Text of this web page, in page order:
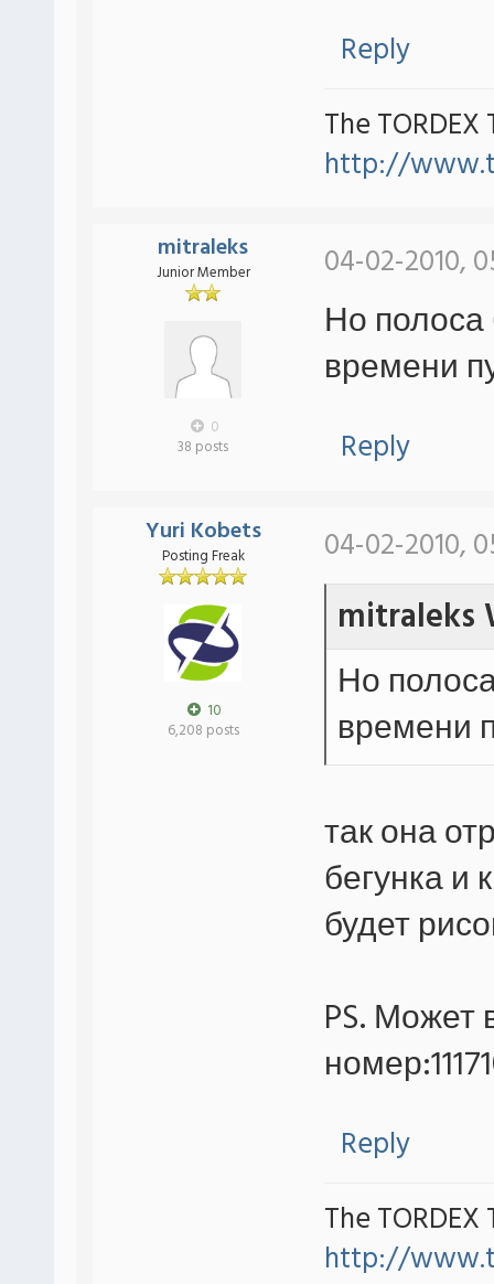
Reply
The TORDEX
http://
mitraleks
Junior Member
0
38 posts
04-02-2010,
Но полоса
времени
Reply
Yuri Kobets
Posting Freak
10
6,208 posts
04-02-2010,
mitraleks
Но
времени
так она
бегунка и
будет
PS. Может
Reply
The TORDEX
http://